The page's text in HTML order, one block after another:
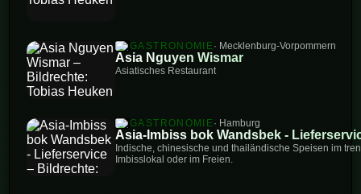
GASTRONOMIE · Mecklenburg-Vorpommern
Asia Nguyen Wismar
Asiatisches Restaurant
GASTRONOMIE · Hamburg
Asia-Imbiss bok Wandsbek -
Indische, chinesische und thailändische Speisen im
Imbisslokal oder im Freien.